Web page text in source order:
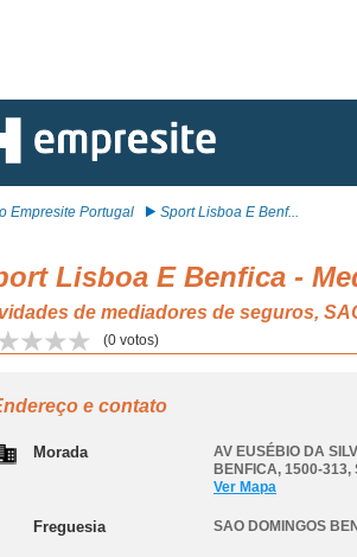
Empresite Portugal Sport Lisboa E Benf...
Lisboa E Benfica -
de mediadores de seguros,
(0 votos)
e contato
Morada
AV EUSÉBIO DA
BENFICA, 1500-313,
Ver Mapa
Freguesia SAO DOMINGOS